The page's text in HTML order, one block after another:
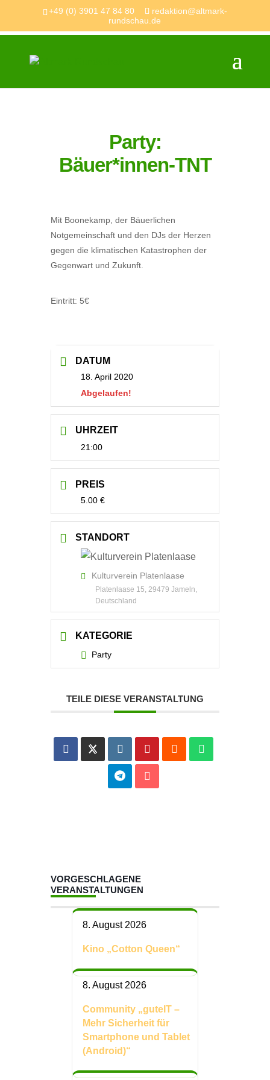
+49 (0) 3901 47 84 80
redaktion@altmark-
rundschau.de
Party:
Bäuer*innen-TNT
Mit Boonekamp, der Bäuerlichen
Notgemeinschaft und den DJs der Herzen
gegen die klimatischen Katastrophen der
Gegenwart und Zukunft.
Eintritt: 5€
DATUM
18. April 2020
Abgelaufen!
UHRZEIT
21:00
PREIS
5.00 €
STANDORT
Kulturverein Platenlaase
Platenlaase 15, 29479 Jameln,
Deutschland
KATEGORIE
Party
TEILE DIESE VERANSTALTUNG
VORGESCHLAGENE
VERANSTALTUNGEN
8. August 2026
Kino „Cotton Queen“
8. August 2026
Community „guteIT –
Mehr Sicherheit für
Smartphone und Tablet
(Android)“